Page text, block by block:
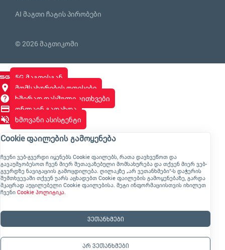
AI მაგთი ჩატის პირობები
© 2026 მაგთიკომი
5G მაგთისგან
მომსახურების ოფისები
ხშირად დასმული კითხვები
ონლაინ გადახდა
ხმოვანი ასისტენტი
Cookie ფაილების გამოყენება
ჩვენი ვებ-გვერდი იყენებს Cookie ფაილებს, რათა დავხვეწოთ და
გავაუმჯობესოთ ჩვენ მიერ შეთავაზებული მომსახურება და თქვენ მიერ ვებ-
გვერდზე ნავიგაციის გამოცდილება. ღილაკზე „არ ვეთანხმები“-ს დაჭერის
შემთხვევაში თქვენ უარს აცხადებთ Cookie ფაილების გამოყენებაზე, გარდა
მკაცრად აუცილებელი Cookie ფაილებისა. მეტი ინფორმაციისთვის იხილეთ
ჩვენი Cookie პოლიტიკა.
ვეთანხმები
არ ვეთანხმები